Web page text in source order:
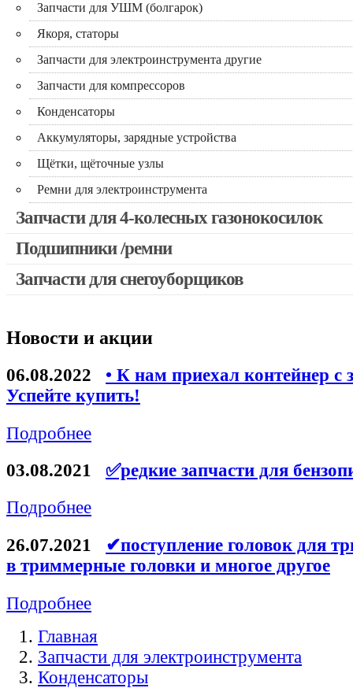
Запчасти для УШМ (болгарок)
Якоря, статоры
Запчасти для электроинструмента другие
Запчасти для компрессоров
Конденсаторы
Аккумуляторы, зарядные устройства
Щётки, щёточные узлы
Ремни для электроинструмента
Запчасти для 4-колесных газонокосилок
Подшипники /ремни
Запчасти для снегоуборщиков
Новости и акции
06.08.2022
• К нам приехал контейнер с
Успейте купить!
Подробнее
03.08.2021
✅редкие запчасти для
Подробнее
26.07.2021
✔поступление головок для
в триммерные головки и многое другое
Подробнее
Главная
Запчасти для электроинструмента
Конденсаторы